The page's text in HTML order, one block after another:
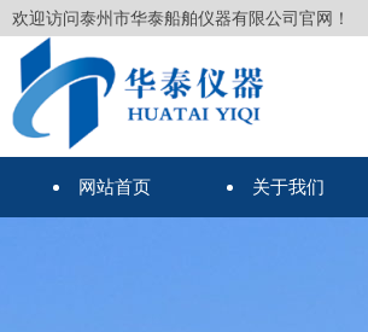
欢迎访问泰州市华泰船舶仪器有限公司官网！
网站首页 关于我们